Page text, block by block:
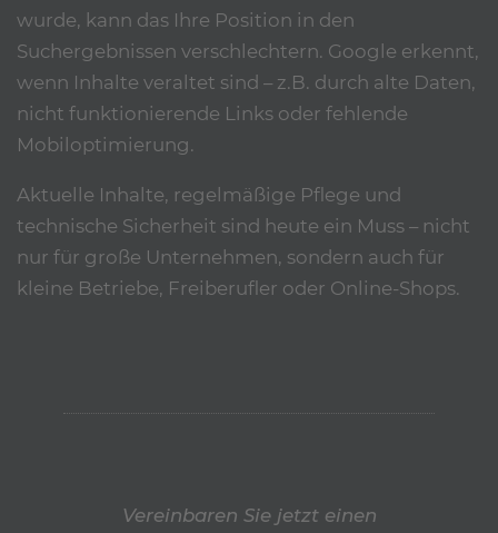
wurde, kann das Ihre Position in den
Suchergebnissen verschlechtern. Google erkennt,
wenn Inhalte veraltet sind – z.B. durch alte Daten,
nicht funktionierende Links oder fehlende
Mobiloptimierung.
Aktuelle Inhalte, regelmäßige Pflege und
technische Sicherheit sind heute ein Muss – nicht
nur für große Unternehmen, sondern auch für
kleine Betriebe, Freiberufler oder Online-Shops.
Vereinbaren Sie jetzt einen